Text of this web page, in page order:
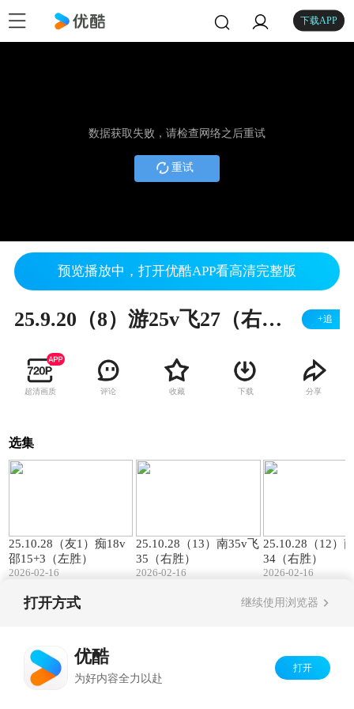
下载APP
数据获取失败，请检查网络之后重试
重试
预览播放中，打开优酷APP看高清完整版
25.9.20（8）游25v飞27（右胜） +追
超清画质 评论 收藏 下载 分享
选集
25.10.28（友1）痴18v
邵15+3（左胜）
2026-02-16
25.10.28（13）南35v飞
35（右胜）
2026-02-16
25.10.28（12）
34（右胜）
2026-02-16
打开方式 继续使用浏览器
优酷
为好内容全力以赴
打开